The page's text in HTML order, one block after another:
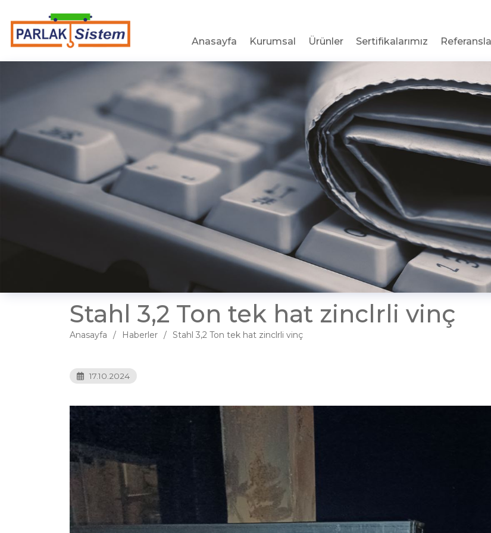
Anasayfa Kurumsal Ürünler Sertifikalarımız
Stahl 3,2 Ton tek hat zinclrli vinç
Anasayfa Haberler Stahl 3,2 Ton tek hat zinclrli vinç
17.10.2024